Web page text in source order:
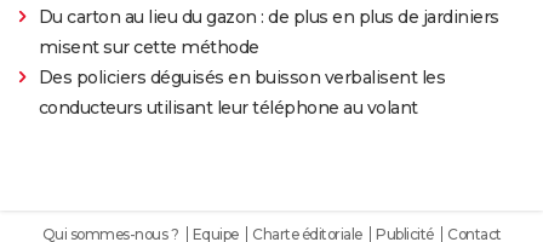
Du carton au lieu du gazon : de plus en plus de jardiniers
misent sur cette méthode
Des policiers déguisés en buisson verbalisent les
conducteurs utilisant leur téléphone au volant
Qui sommes-nous ? Equipe Charte éditoriale Publicité Contact